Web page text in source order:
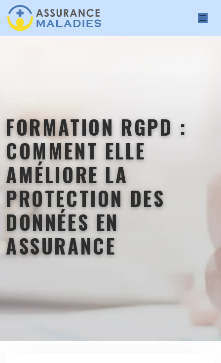
FORMATION RGPD :
COMMENT ELLE
AMÉLIORE LA
PROTECTION DES
DONNÉES EN
ASSURANCE